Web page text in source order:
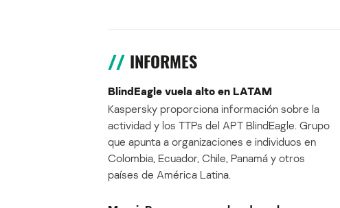
INFORMES
BlindEagle vuela alto en LATAM
Kaspersky proporciona información sobre la
actividad y los TTPs del APT BlindEagle. Grupo
que apunta a organizaciones e individuos en
Colombia, Ecuador, Chile, Panamá y otros
países de América Latina.